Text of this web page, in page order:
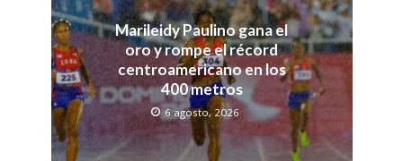
Marileidy Paulino gana el
oro y rompe el récord
centroamericano en los
400 metros
6 agosto, 2026